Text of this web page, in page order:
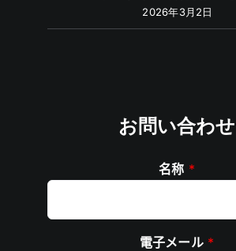
2026年3月2日
お問い合わせ
名称 *
電子メール *